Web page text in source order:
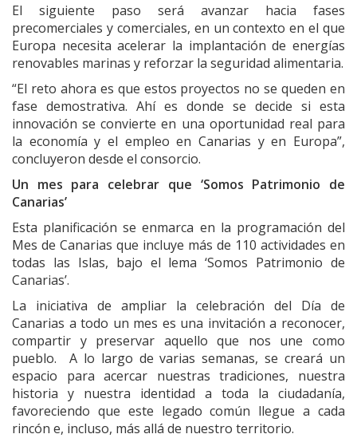
El siguiente paso será avanzar hacia fases
precomerciales y comerciales, en un contexto en el que
Europa necesita acelerar la implantación de energías
renovables marinas y reforzar la seguridad alimentaria.
“El reto ahora es que estos proyectos no se queden en
fase demostrativa. Ahí es donde se decide si esta
innovación se convierte en una oportunidad real para
la economía y el empleo en Canarias y en Europa”,
concluyeron desde el consorcio.
Un mes para celebrar que ‘Somos Patrimonio de
Canarias’
Esta planificación se enmarca en la programación del
Mes de Canarias que incluye más de 110 actividades en
todas las Islas, bajo el lema ‘Somos Patrimonio de
Canarias’.
La iniciativa de ampliar la celebración del Día de
Canarias a todo un mes es una invitación a reconocer,
compartir y preservar aquello que nos une como
pueblo. A lo largo de varias semanas, se creará un
espacio para acercar nuestras tradiciones, nuestra
historia y nuestra identidad a toda la ciudadanía,
favoreciendo que este legado común llegue a cada
rincón e, incluso, más allá de nuestro territorio.